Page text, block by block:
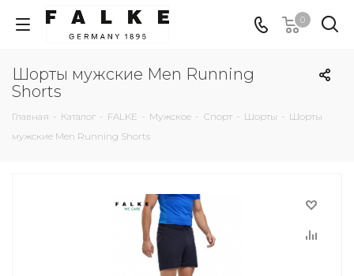
0
Шорты мужские Men Running
Shorts
Главная - Каталог - FALKE - Мужское - Спорт - Шорты - Шорты
мужские Men Running Shorts